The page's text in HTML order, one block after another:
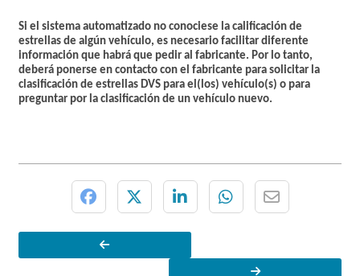
Si el sistema automatizado no conociese la calificación de
estrellas de algún vehículo, es necesario facilitar diferente
información que habrá que pedir al fabricante. Por lo tanto,
deberá ponerse en contacto con el fabricante para solicitar la
clasificación de estrellas DVS para el(los) vehículo(s) o para
preguntar por la clasificación de un vehículo nuevo.